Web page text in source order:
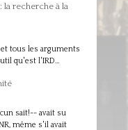
recherche à la
tous les arguments
qu'est l'IRD…
sait!-- avait su
même s'il avait